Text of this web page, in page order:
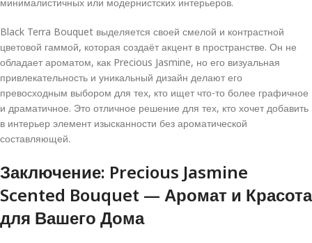
минималистичных или модернистских интерьеров.
Black Terra Bouquet выделяется своей смелой и контрастной
цветовой гаммой, которая создаёт акцент в пространстве. Он не
обладает ароматом, как Precious Jasmine, но его визуальная
привлекательность и уникальный дизайн делают его
превосходным выбором для тех, кто ищет что-то более графичное
и драматичное. Это отличное решение для тех, кто хочет добавить
в интерьер элемент изысканности без ароматической
составляющей.
Заключение: Precious Jasmine
Scented Bouquet — Аромат и Красота
для Вашего Дома